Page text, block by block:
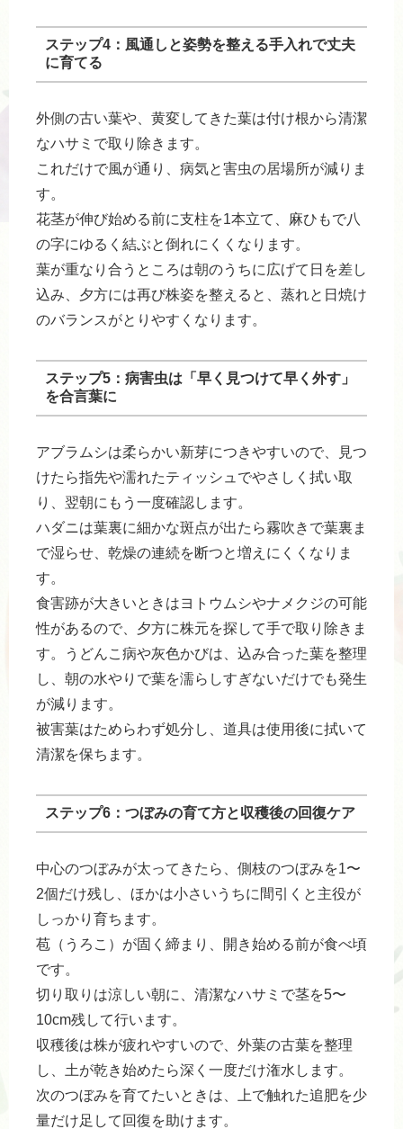
ステップ4：風通しと姿勢を整える手入れで丈夫
に育てる
外側の古い葉や、黄変してきた葉は付け根から清潔
なハサミで取り除きます。
これだけで風が通り、病気と害虫の居場所が減りま
す。
花茎が伸び始める前に支柱を1本立て、麻ひもで八
の字にゆるく結ぶと倒れにくくなります。
葉が重なり合うところは朝のうちに広げて日を差し
込み、夕方には再び株姿を整えると、蒸れと日焼け
のバランスがとりやすくなります。
ステップ5：病害虫は「早く見つけて早く外す」
を合言葉に
アブラムシは柔らかい新芽につきやすいので、見つ
けたら指先や濡れたティッシュでやさしく拭い取
り、翌朝にもう一度確認します。
ハダニは葉裏に細かな斑点が出たら霧吹きで葉裏ま
で湿らせ、乾燥の連続を断つと増えにくくなりま
す。
食害跡が大きいときはヨトウムシやナメクジの可能
性があるので、夕方に株元を探して手で取り除きま
す。うどんこ病や灰色かびは、込み合った葉を整理
し、朝の水やりで葉を濡らしすぎないだけでも発生
が減ります。
被害葉はためらわず処分し、道具は使用後に拭いて
清潔を保ちます。
ステップ6：つぼみの育て方と収穫後の回復ケア
中心のつぼみが太ってきたら、側枝のつぼみを1〜
2個だけ残し、ほかは小さいうちに間引くと主役が
しっかり育ちます。
苞（うろこ）が固く締まり、開き始める前が食べ頃
です。
切り取りは涼しい朝に、清潔なハサミで茎を5〜
10cm残して行います。
収穫後は株が疲れやすいので、外葉の古葉を整理
し、土が乾き始めたら深く一度だけ潅水します。
次のつぼみを育てたいときは、上で触れた追肥を少
量だけ足して回復を助けます。